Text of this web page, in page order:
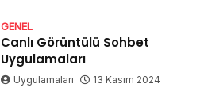
GENEL
Canlı Görüntülü Sohbet
Uygulamaları
Uygulamaları 13 Kasım 2024